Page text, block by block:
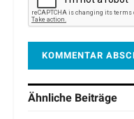
Ähnliche Beiträge